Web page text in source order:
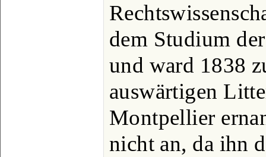
dem Studium
und ward 1838
auswärtigen
Montpellier
nicht an, da ihn